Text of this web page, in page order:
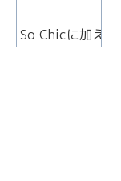
So Chicに加え